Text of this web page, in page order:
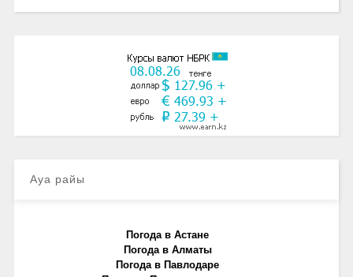
Ауа райы
Погода в Астане
Погода в Алматы
Погода в Павлодаре